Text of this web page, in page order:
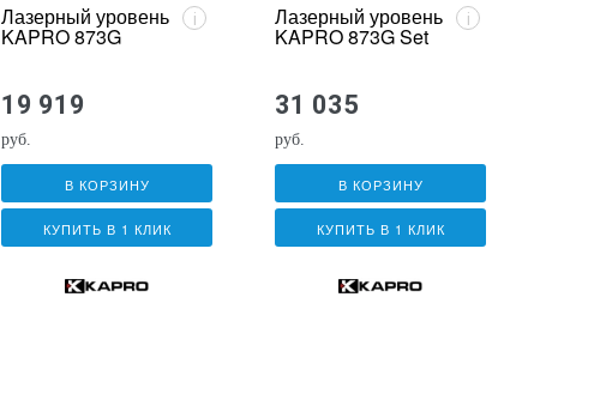
Лазерный уровень
KAPRO 873G
i
19 919
руб.
В КОРЗИНУ
КУПИТЬ В 1 КЛИК
Лазерный уровень
KAPRO 873G Set
i
31 035
руб.
В КОРЗИНУ
КУПИТЬ В 1 КЛИК